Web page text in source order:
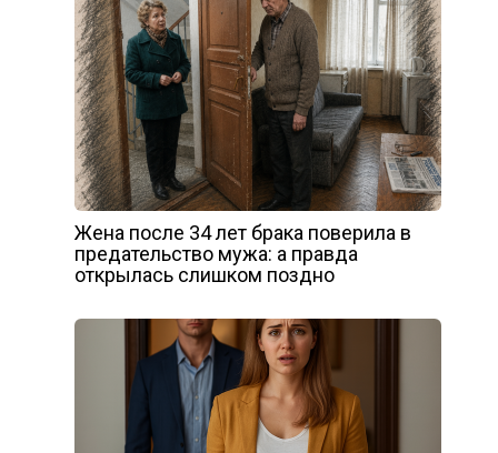
Жена после 34 лет брака поверила в
предательство мужа: а правда
открылась слишком поздно